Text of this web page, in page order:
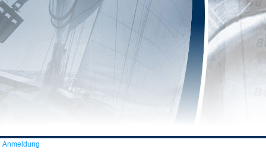
Anmeldung